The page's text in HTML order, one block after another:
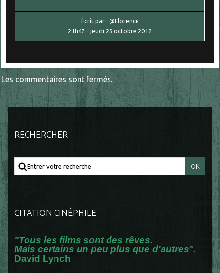
Écrit par : @Florence
21h47 -jeudi 25 octobre 2012
Les commentaires sont fermés.
RECHERCHER
CITATION CINÉPHILE
"Tous les films sont des rêves.
Mais certains un peu plus que d'autres".
David Lynch